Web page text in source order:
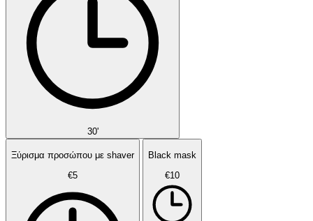
30'
Ξύρισμα προσώπου με shaver
€5
Black mask
€10